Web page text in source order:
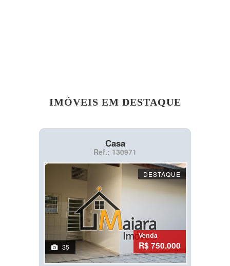
IMÓVEIS EM DESTAQUE
Casa
Ref.: 130971
DESTAQUE
35
Venda
R$ 750.000